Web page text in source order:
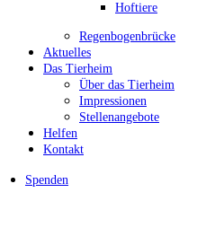
Hoftiere
Regenbogenbrücke
Aktuelles
Das Tierheim
Über das Tierheim
Impressionen
Stellenangebote
Helfen
Kontakt
Spenden